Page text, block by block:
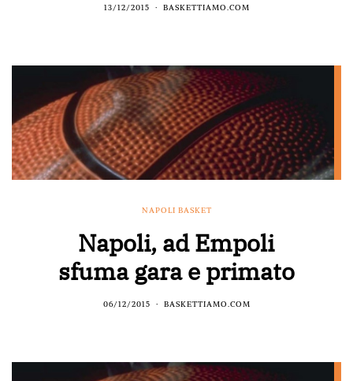
13/12/2015 BASKETTIAMO.COM
NAPOLI BASKET
Napoli, ad Empoli
sfuma gara e primato
06/12/2015 BASKETTIAMO.COM